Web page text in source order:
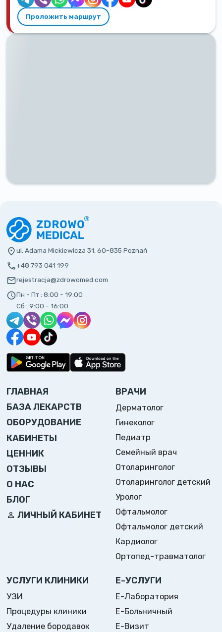
Проложить маршрут
ul. Adama Mickiewicza 31, 60-835 Poznań
+48 793 041 199
rejestracja@zdrowomed.com
Пн - Пт : 8:00 - 19:00
Сб : 9:00 - 16:00
ГЛАВНАЯ
БАЗА ЛЕКАРСТВ
ОБОРУДОВАНИЕ
КАБИНЕТЫ
ЦЕННИК
ОТЗЫВЫ
О НАС
БЛОГ
ЛИЧНЫЙ КАБИНЕТ
ВРАЧИ
Дерматолог
Гинеколог
Педиатр
Семейный врач
Отоларинголог
Отоларинголог детский
Уролог
Офтальмолог
Офтальмолог детский
Кардиолог
Ортопед-травматолог
УСЛУГИ КЛИНИКИ
УЗИ
Процедуры клиники
Удаление бородавок
Е-УСЛУГИ
Е-Лаборатория
Е-Больничный
Е-Визит